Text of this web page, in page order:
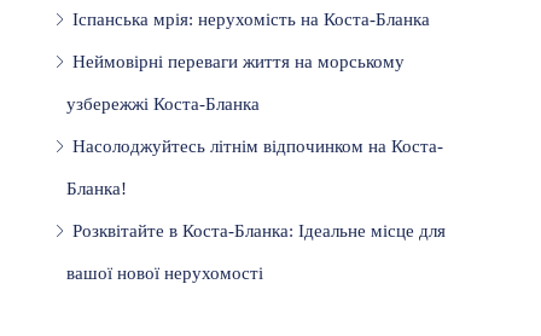
Іспанська мрія: нерухомість на Коста-Бланка
Неймовірні переваги життя на морському
узбережжі Коста-Бланка
Насолоджуйтесь літнім відпочинком на Коста-
Бланка!
Розквітайте в Коста-Бланка: Ідеальне місце для
вашої нової нерухомості